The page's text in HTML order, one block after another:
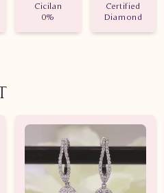
Cicilan
0%
Certified
Diamond